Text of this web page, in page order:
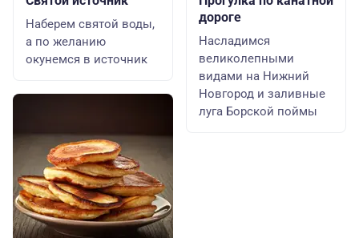
Наберем святой воды,
а по желанию
окунемся в источник
дороге
Насладимся
великолепными
видами на Нижний
Новгород и заливные
луга Борской поймы